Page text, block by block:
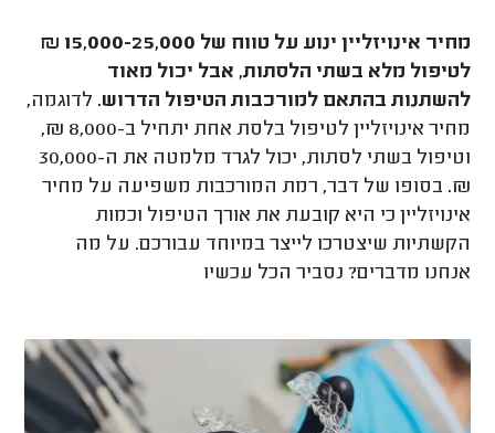
מחיר אינויזליין ינוע על טווח של 15,000-25,000 ₪
לטיפול מלא בשתי הלסתות, אבל יכול מאוד
להשתנות בהתאם למורכבות הטיפול הדרוש. לדוגמה,
מחיר אינויזליין לטיפול בלסת אחת יתחיל ב-8,000 ₪,
וטיפול בשתי לסתות, יכול לגרד מלמטה את ה-30,000
₪. בסופו של דבר, רמת המורכבות משפיעה על מחיר
אינויזליין כי היא קובעת את אורך הטיפול וכמות
הקשתיות שיצטרכו לייצר במיוחד עבורכם. על מה
אנחנו מדברים? נסביר הכל עכשיו